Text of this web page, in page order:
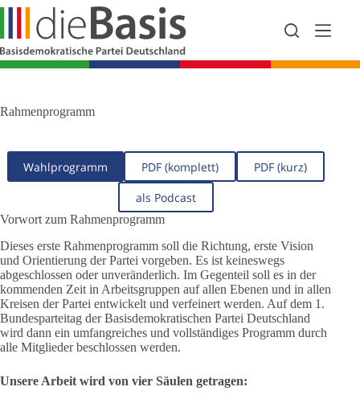
Zum
springen
Rahmenprogramm
Wahlprogramm PDF (komplett)
PDF (kurz)
als Podcast
Vorwort zum Rahmenprogramm
Dieses erste Rahmenprogramm soll die Richtung, erste Vision
und Orientierung der Partei vorgeben. Es ist keineswegs
abgeschlossen oder unveränderlich. Im Gegenteil soll es in der
kommenden Zeit in Arbeitsgruppen auf allen Ebenen und in allen
Kreisen der Partei entwickelt und verfeinert werden. Auf dem 1.
Bundesparteitag der Basisdemokratischen Partei Deutschland
wird dann ein umfangreiches und vollständiges Programm durch
alle Mitglieder beschlossen werden.
Unsere Arbeit wird von vier Säulen getragen: